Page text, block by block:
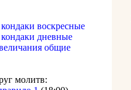
воскресные
дневные
общие
молитв: